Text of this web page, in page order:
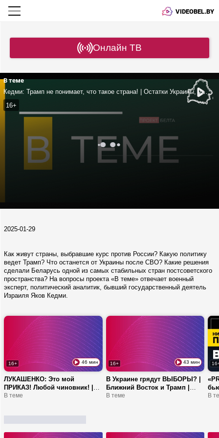
VIDEOBEL.BY
Онлайн ТВ
В теме
Кедми: Трамп не понимает, что такое страна! | Остатки Украины, удар по Польше и покупка Гренландии
16+
2025-01-29
Как живут страны, выбравшие курс против России? Какую политику
ведет Трамп? Что останется от Украины после СВО? Какие решения
сделали Беларусь одной из самых стабильных стран постсоветского
пространства? На вопросы проекта «В теме» отвечает военный
эксперт, политический аналитик, бывший государственный деятель
Израиля Яков Кедми.
16+ 46 мин
ЛУКАШЕНКО: Это мой
ПРИКАЗ! Любой чиновник! |
Генератор стабильности, страх
В теме
16+ 43 мин
В Украине грядут ВЫБОРЫ? |
Ближний Восток и Трамп |
БАНАРЬ: Вы на деньги
В теме В